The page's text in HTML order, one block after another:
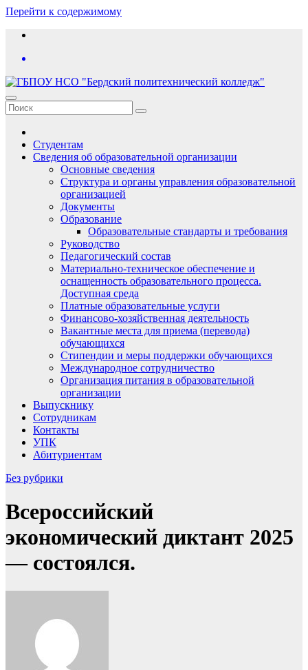
Перейти к содержимому
Студентам
Сведения об образовательной организации
Основные сведения
Структура и органы управления образовательной
организацией
Документы
Образование
Образовательные стандарты и требования
Руководство
Педагогический состав
Материально-техническое обеспечение и
оснащенность образовательного процесса.
Доступная среда
Платные образовательные услуги
Финансово-хозяйственная деятельность
Вакантные места для приема (перевода)
обучающихся
Стипендии и меры поддержки обучающихся
Международное сотрудничество
Организация питания в образовательной
организации
Выпускнику
Сотрудникам
Контакты
УПК
Абитуриентам
Без рубрики
Всероссийский
экономический диктант 2025
— состоялся.